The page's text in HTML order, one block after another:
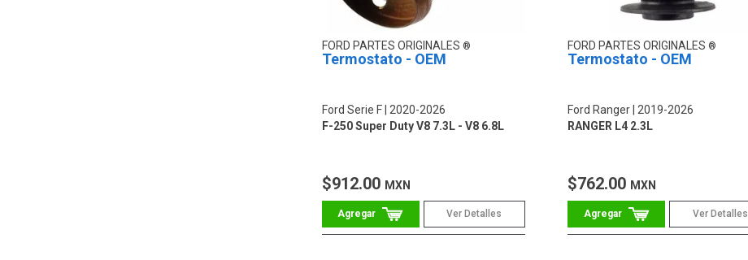
FORD PARTES ORIGINALES
Termostato - OEM
Ford Serie F 2020-2026
F-250 Super Duty V8 7.3L - V8 6.8L
$912.00 MXN
Ver Detalles
FORD PARTES ORIGINALES
Termostato - OEM
Ford Ranger 2019-2026
RANGER L4 2.3L
$762.00 MXN
Ver Detalles